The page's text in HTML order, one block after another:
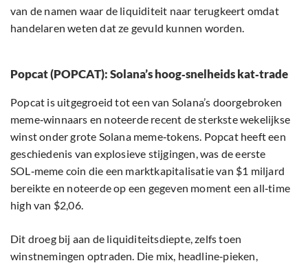
van de namen waar de liquiditeit naar terugkeert omdat
handelaren weten dat ze gevuld kunnen worden.
Popcat (POPCAT): Solana’s hoog‑snelheids kat‑trade
Popcat is uitgegroeid tot een van Solana’s doorgebroken
meme‑winnaars en noteerde recent de sterkste wekelijkse
winst onder grote Solana meme‑tokens. Popcat heeft een
geschiedenis van explosieve stijgingen, was de eerste
SOL‑meme coin die een marktkapitalisatie van $1 miljard
bereikte en noteerde op een gegeven moment een all‑time
high van $2,06.
Dit droeg bij aan de liquiditeitsdiepte, zelfs toen
winstnemingen optraden. Die mix, headline‑pieken,